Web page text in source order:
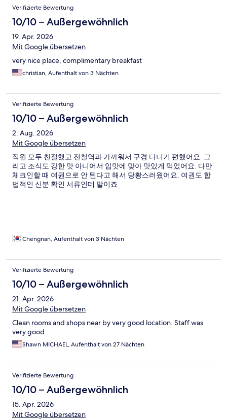
Verifizierte Bewertung
10/10 – Außergewöhnlich
19. Apr. 2026
Mit Google übersetzen
very nice place, complimentary breakfast
christian, Aufenthalt von 3 Nächten
Verifizierte Bewertung
10/10 – Außergewöhnlich
2. Aug. 2026
Mit Google übersetzen
직원 모두 친절했고 전철역과 가까워서 구경 다니기 편했어요. 그
리고 조식도 강한 맛 아니어서 입맛에 맞아 맛있게 먹었어요. 다만
체크인할 때 여권으로 안 된다고 해서 당황스러웠어요. 여권도 합
법적인 신분 확인 서류인데 말이죠
Chengnan, Aufenthalt von 3 Nächten
Verifizierte Bewertung
10/10 – Außergewöhnlich
21. Apr. 2026
Mit Google übersetzen
Clean rooms and shops near by very good location. Staff was
very good.
Shawn MICHAEL, Aufenthalt von 27 Nächten
Verifizierte Bewertung
10/10 – Außergewöhnlich
15. Apr. 2026
Mit Google übersetzen